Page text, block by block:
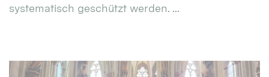
systematisch geschützt werden. ...